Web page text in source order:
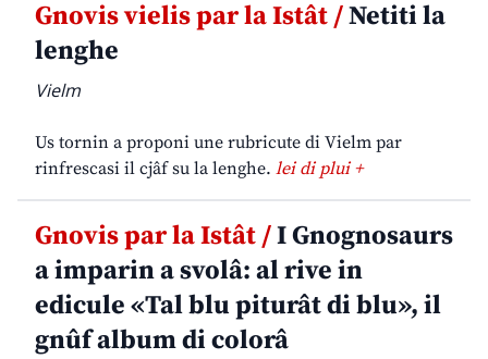
Gnovis vielis par la Istât /Netiti la
lenghe
Vielm
Us tornin a proponi une rubricute di Vielm par
rinfrescasi il cjâf su la lenghe. lei di plui +
Gnovis par la Istât /I Gnognosaurs
a imparin a svolâ: al rive in
edicule «Tal blu piturât di blu», il
gnûf album di colorâ